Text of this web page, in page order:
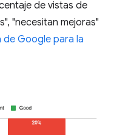
de vistas de
"necesitan mejoras"
de Google para la